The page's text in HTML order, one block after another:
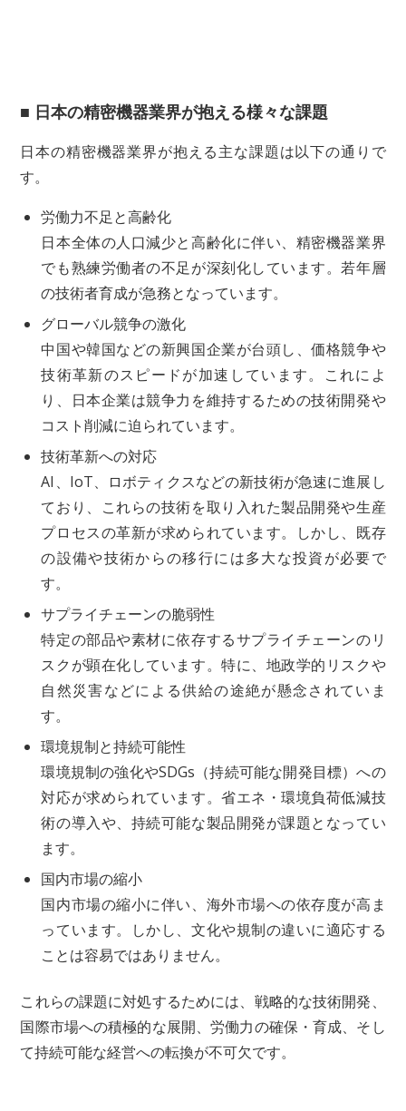
■ 日本の精密機器業界が抱える様々な課題
日本の精密機器業界が抱える主な課題は以下の通りで
す。
労働力不足と高齢化
日本全体の人口減少と高齢化に伴い、精密機器業界
でも熟練労働者の不足が深刻化しています。若年層
の技術者育成が急務となっています。
グローバル競争の激化
中国や韓国などの新興国企業が台頭し、価格競争や
技術革新のスピードが加速しています。これによ
り、日本企業は競争力を維持するための技術開発や
コスト削減に迫られています。
技術革新への対応
AI、IoT、ロボティクスなどの新技術が急速に進展し
ており、これらの技術を取り入れた製品開発や生産
プロセスの革新が求められています。しかし、既存
の設備や技術からの移行には多大な投資が必要で
す。
サプライチェーンの脆弱性
特定の部品や素材に依存するサプライチェーンのリ
スクが顕在化しています。特に、地政学的リスクや
自然災害などによる供給の途絶が懸念されていま
す。
環境規制と持続可能性
環境規制の強化やSDGs（持続可能な開発目標）への
対応が求められています。省エネ・環境負荷低減技
術の導入や、持続可能な製品開発が課題となってい
ます。
国内市場の縮小
国内市場の縮小に伴い、海外市場への依存度が高ま
っています。しかし、文化や規制の違いに適応する
ことは容易ではありません。
これらの課題に対処するためには、戦略的な技術開発、
国際市場への積極的な展開、労働力の確保・育成、そし
て持続可能な経営への転換が不可欠です。